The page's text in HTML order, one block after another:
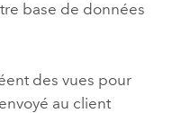
base de données
des vues pour
au client